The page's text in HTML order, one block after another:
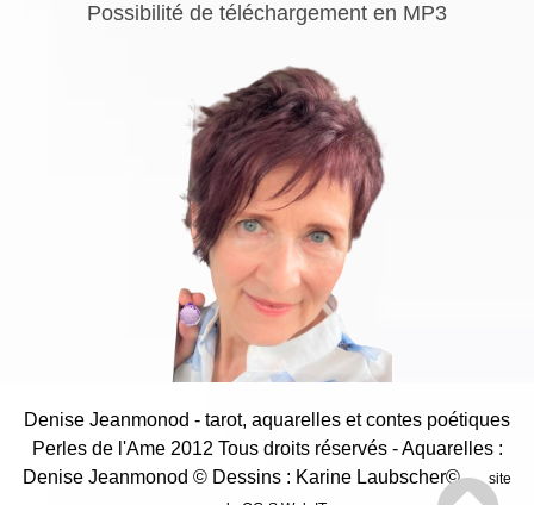
Possibilité de téléchargement en MP3
Denise Jeanmonod - tarot, aquarelles et contes poétiques
Perles de l'Ame 2012 Tous droits réservés - Aquarelles :
Denise Jeanmonod © Dessins : Karine Laubscher©
site